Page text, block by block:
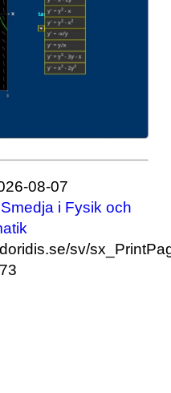
08-07
i Fysik och
sv/